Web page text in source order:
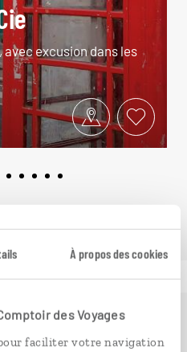
À propos des cookies
des Voyages
faciliter votre navigation
excusion dans les
de Comptoir des Voyages.